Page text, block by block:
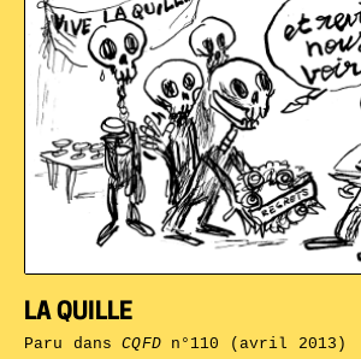
LA QUILLE
Paru dansCQFDn°110 (avril 2013)